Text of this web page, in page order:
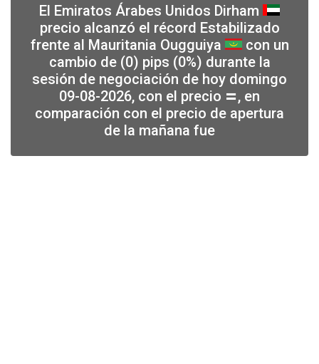
El Emiratos Árabes Unidos Dirham
precio alcanzó el récord Estabilizado
frente al Mauritania Ougguiya
con un
cambio de (0) pips (0%) durante la
sesión de negociación de hoy domingo
09-08-2026, con el precio ⏸ , en
comparación con el precio de apertura
de la mañana fue